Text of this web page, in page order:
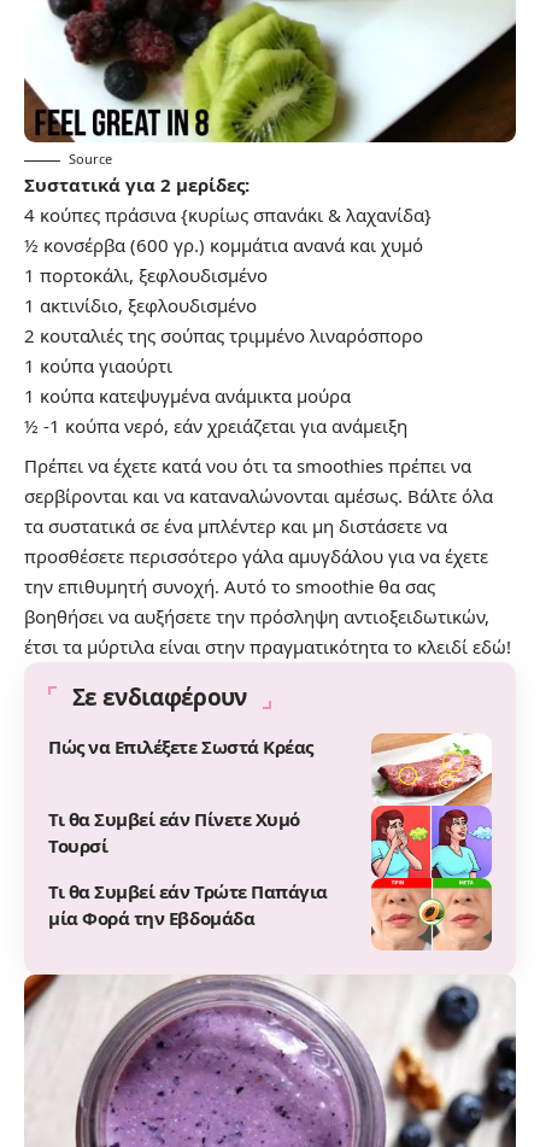
Source
Συστατικά για 2 μερίδες:
4 κούπες πράσινα {κυρίως σπανάκι & λαχανίδα}
½ κονσέρβα (600 γρ.) κομμάτια ανανά και χυμό
1 πορτοκάλι, ξεφλουδισμένο
1 ακτινίδιο, ξεφλουδισμένο
2 κουταλιές της σούπας τριμμένο λιναρόσπορο
1 κούπα γιαούρτι
1 κούπα κατεψυγμένα ανάμικτα μούρα
½ -1 κούπα νερό, εάν χρειάζεται για ανάμειξη
Πρέπει να έχετε κατά νου ότι τα smoothies πρέπει να
σερβίρονται και να καταναλώνονται αμέσως. Βάλτε όλα
τα συστατικά σε ένα μπλέντερ και μη διστάσετε να
προσθέσετε περισσότερο γάλα αμυγδάλου για να έχετε
την επιθυμητή συνοχή. Αυτό το smoothie θα σας
βοηθήσει να αυξήσετε την πρόσληψη αντιοξειδωτικών,
έτσι τα μύρτιλα είναι στην πραγματικότητα το κλειδί εδώ!
Σε ενδιαφέρουν
Πώς να Επιλέξετε Σωστά Κρέας
Τι θα Συμβεί εάν Πίνετε Χυμό
Τουρσί
Τι θα Συμβεί εάν Τρώτε Παπάγια
μία Φορά την Εβδομάδα